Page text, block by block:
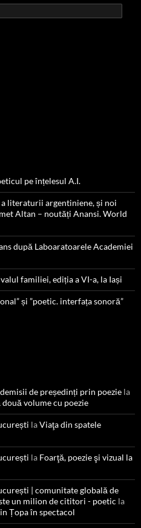
pe înțelesul A.I.
literaturii argentiniene, și noi
Altan – noutăți Anansi. World
după Laboaratoarele Academiei
familiei, ediția a VI-a, la Iași
și ”poetic. interfața sonoră”
de președinți prin poezie la
volume cu poezie
laViaţa din spatele
la Foarţă, poezie şi vizual la
| comunitate globală de
un milion de cititori - poetic la
Țopa în spectacol